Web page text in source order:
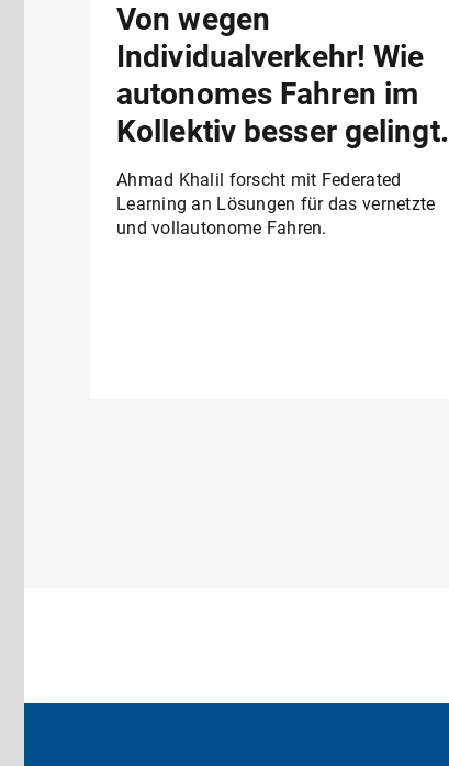
Von wegen
Individualverkehr! Wie
autonomes Fahren im
Kollektiv besser gelingt.
Ahmad Khalil forscht mit Federated
Learning an Lösungen für das vernetzte
und vollautonome Fahren.